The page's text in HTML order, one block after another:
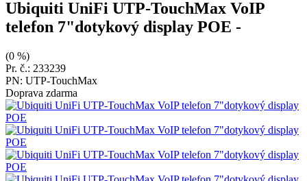
Ubiquiti UniFi UTP-TouchMax VoIP
telefon 7"dotykový display POE -
(0 %)
Pr. č.: 233239
PN: UTP-TouchMax
Doprava zdarma